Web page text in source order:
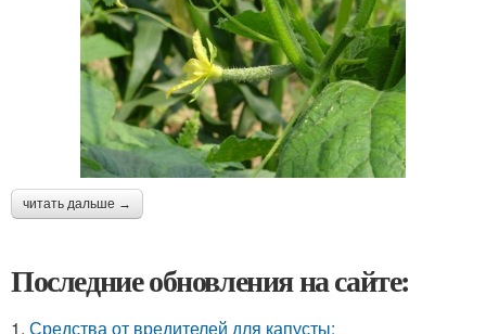
читать дальше →
Последние обновления на сайте:
1. Средства от вредителей для капусты: